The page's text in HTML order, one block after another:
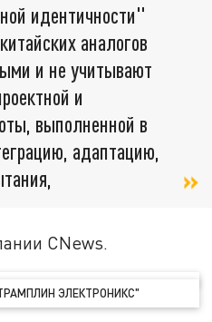
идентичности"
аналогов
и не учитывают
и
выполненной в
адаптацию,
CNews.
ЭЛЕКТРОНИКС"